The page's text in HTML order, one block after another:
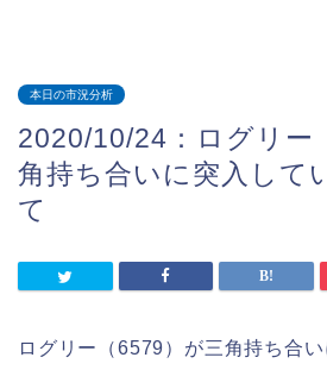
本日の市況分析
2020/10/24：ログリー
角持ち合いに突入して
て
ログリー（6579）が三角持ち合